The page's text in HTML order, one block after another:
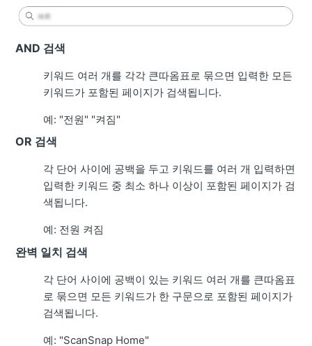
AND 검색
키워드 여러 개를 각각 큰따옴표로 묶으면 입력한 모든
키워드가 포함된 페이지가 검색됩니다.
예: "전원" "켜짐"
OR 검색
각 단어 사이에 공백을 두고 키워드를 여러 개 입력하면
입력한 키워드 중 최소 하나 이상이 포함된 페이지가 검
색됩니다.
예: 전원 켜짐
완벽 일치 검색
각 단어 사이에 공백이 있는 키워드 여러 개를 큰따옴표
로 묶으면 모든 키워드가 한 구문으로 포함된 페이지가
검색됩니다.
예: "ScanSnap Home"